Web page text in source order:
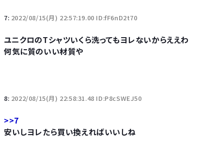
7: 2022/08/15(月) 22:57:19.00 ID:fF6nD2t70
ユニクロのTシャツいくら洗ってもヨレないからええわ
何気に質のいい材質や
8: 2022/08/15(月) 22:58:31.48 ID:P8cSWEJ50
>>7
安いしヨレたら買い換えればいいしね